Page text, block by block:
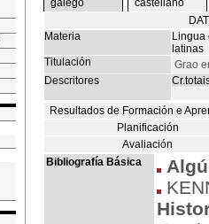
galego
castellano
Materia
Lingua
latinas
Titulación
Grao
Descritores
Resultados de Formación e
Planificación
Avaliación
Bibliografía Básica